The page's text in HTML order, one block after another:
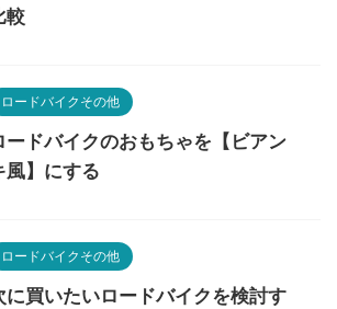
較
ロードバイクその他
ードバイクのおもちゃを【ビアン
風】にする
ロードバイクその他
に買いたいロードバイクを検討す